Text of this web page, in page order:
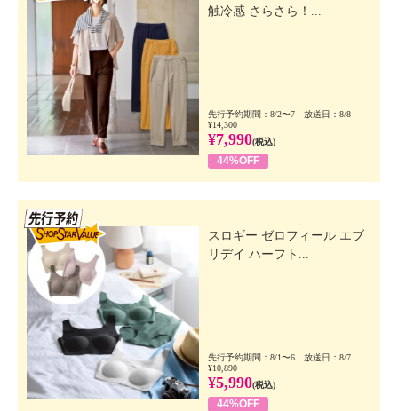
触冷感 さらさら！...
先行予約期間：8/2〜7 放送日：8/8
¥14,300
¥7,990(税込)
44%OFF
スロギー ゼロフィール エブ
リデイ ハーフト...
先行予約期間：8/1〜6 放送日：8/7
¥10,890
¥5,990(税込)
44%OFF